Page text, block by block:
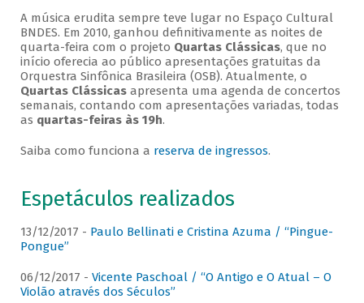
A música erudita sempre teve lugar no Espaço Cultural
BNDES. Em 2010, ganhou definitivamente as noites de
quarta-feira com o projeto Quartas Clássicas, que no
início oferecia ao público apresentações gratuitas da
Orquestra Sinfônica Brasileira (OSB). Atualmente, o
Quartas Clássicasapresenta uma agenda de concertos
semanais, contando com apresentações variadas, todas
as quartas-feiras às 19h.
Saiba como funciona a reserva de ingressos.
Espetáculos realizados
13/12/2017 - Paulo Bellinati e Cristina Azuma / “Pingue-
Pongue”
06/12/2017 - Vicente Paschoal / “O Antigo e O Atual – O
Violão através dos Séculos”